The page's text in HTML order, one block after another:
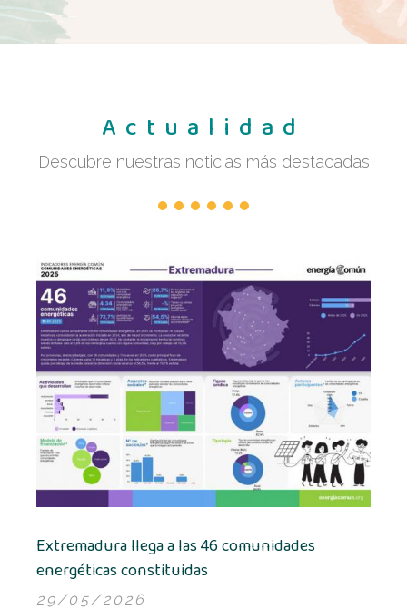
Actualidad
Descubre nuestras noticias más destacadas
Extremadura llega a las 46 comunidades
energéticas constitui­das
29/05/2026